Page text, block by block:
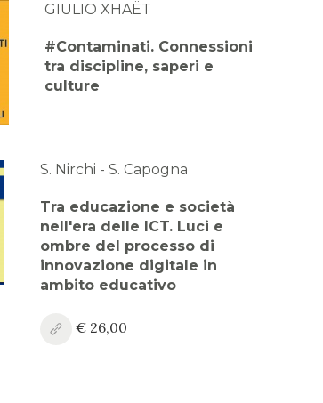
GIULIO XHAËT
#Contaminati. Connessioni
tra discipline, saperi e
culture
S. Nirchi - S. Capogna
Tra educazione e società
nell'era delle ICT. Luci e
ombre del processo di
innovazione digitale in
ambito educativo
€ 26,00